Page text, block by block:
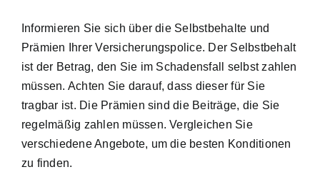
Informieren Sie sich über die Selbstbehalte und
Prämien Ihrer Versicherungspolice. Der Selbstbehalt
ist der Betrag, den Sie im Schadensfall selbst zahlen
müssen. Achten Sie darauf, dass dieser für Sie
tragbar ist. Die Prämien sind die Beiträge, die Sie
regelmäßig zahlen müssen. Vergleichen Sie
verschiedene Angebote, um die besten Konditionen
zu finden.